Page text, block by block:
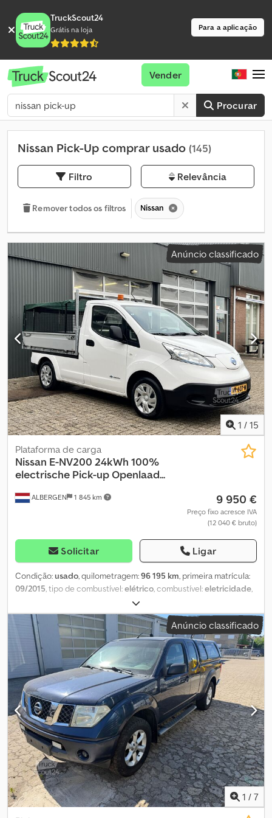
TruckScout24
Grátis na loja Para a aplicação
Procurar
Vender
Nissan Pick-Up comprar usado (145)
Filtro Relevância
Remover todos os filtros Nissan
Anúncio classificado
1 / 15
ALBERGEN 1 845 km
Plataforma de carga
Nissan E-NV200 24kWh 100%
electrische Pick-up Openlaad...
9 950 €
Preço fixo acresce IVA
(12 040 € bruto)
Solicitar Ligar
Condição:usado, quilometragem:96 195 km, primeira matrícula:
09/2015, tipo de combustível:elétrico, combustível:eletricidade,
, tipo de engrenagem:
lugares:2, comprimento total:4 560 mm, largura total:1 760 mm,
altura total:1 850 mm, comprimento do espaço de carga:2 000
, largura do espaço de carga:1 700 mm, altura do espaço de
carga:900 mm, Ano de fabrico: 2015 , Equipamento:Bluetooth, ar
condicionado, controlo de tração, controlo de velocidade de
cruzeiro, direção assistida, faróis de nevoeiro, fecho
centralizado, histórico completo de manutenção, = Mais
opções e acessórios = - Tomada de 12 volts - Apoio de braço -
Espelhos retrovisores externos aquecidos - Kit viva-voz - Fecho
centralizado com comando à distância - Bancos confortáveis -
Volante multifuncional - Faróis de neblina - Preparação para rádio
- Porta lateral - Telefone com Bluetooth = Mais informações =
Informações gerais Número de portas: 2 Ano do modelo: 2026
Pesos Peso em vazio: 1.705 kg Carga útil: 545 kg Peso bruto
permitido: 2.250 kg Interior Cor do interior: preto Manutenção,
histórico e estado Número de proprietários: 2 Inspeção técnica
Anúncio classificado
1 / 7